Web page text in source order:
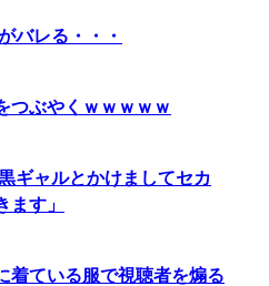
バレる・・・
つぶやくｗｗｗｗｗ
ギャルとかけましてセカ
ます」
着ている服で視聴者を煽る